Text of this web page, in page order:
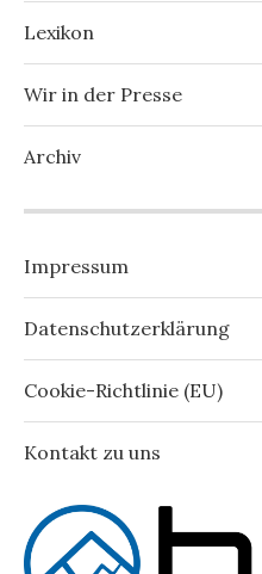
Lexikon
Wir in der Presse
Archiv
Impressum
Datenschutzerklärung
Cookie-Richtlinie (EU)
Kontakt zu uns